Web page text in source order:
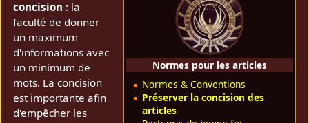
Normes pour les articles
Normes & Conventions
Préserver la concision des
articles
concision : la
faculté de donner
un maximum
d'informations avec
un minimum de
mots. La concision
est importante afin
d'empêcher les